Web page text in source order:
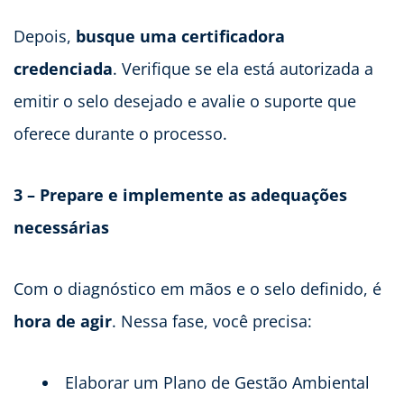
Depois, busque uma certificadora
credenciada. Verifique se ela está autorizada a
emitir o selo desejado e avalie o suporte que
oferece durante o processo.
3 – Prepare e implemente as adequações
necessárias
Com o diagnóstico em mãos e o selo definido, é
hora de agir. Nessa fase, você precisa:
Elaborar um Plano de Gestão Ambiental